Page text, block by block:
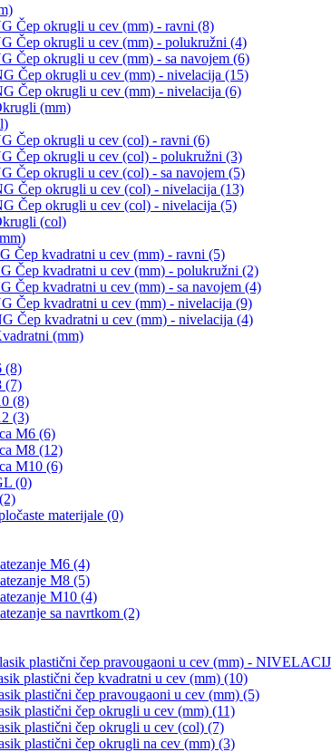
Čep okrugli u cev (mm) - ravni (8)
Čep okrugli u cev (mm) - polukružni (4)
Čep okrugli u cev (mm) - sa navojem (6)
Čep okrugli u cev (mm) - nivelacija (15)
Čep okrugli u cev (mm) - nivelacija (6)
(mm)
Čep okrugli u cev (col) - ravni (6)
Čep okrugli u cev (col) - polukružni (3)
Čep okrugli u cev (col) - sa navojem (5)
Čep okrugli u cev (col) - nivelacija (13)
Čep okrugli u cev (col) - nivelacija (5)
(col)
Čep kvadratni u cev (mm) - ravni (5)
Čep kvadratni u cev (mm) - polukružni (2)
Čep kvadratni u cev (mm) - sa navojem (4)
Čep kvadratni u cev (mm) - nivelacija (9)
Čep kvadratni u cev (mm) - nivelacija (4)
(mm)
(8)
(7)
(8)
(3)
M6 (6)
M8 (12)
M10 (6)
(0)
materijale (0)
M6 (4)
M8 (5)
M10 (4)
sa navrtkom (2)
plastični čep pravougaoni u cev (mm) -
plastični čep kvadratni u cev (mm) (10)
plastični čep pravougaoni u cev (mm) (5)
plastični čep okrugli u cev (mm) (11)
plastični čep okrugli u cev (col) (7)
plastični čep okrugli na cev (mm) (3)